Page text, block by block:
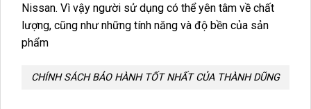
Nissan. Vì vậy người sử dụng có thể yên tâm về chất
lượng, cũng như những tính năng và độ bền của sản
phẩm
CHÍNH SÁCH BẢO HÀNH TỐT NHẤT CỦA THÀNH DŨNG